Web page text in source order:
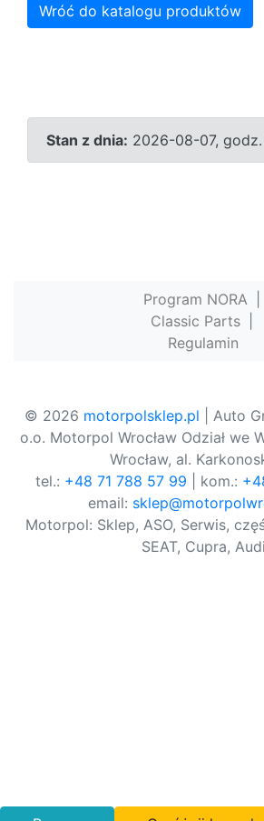
Wróć do katalogu produktów
Stan z dnia: 2026-08-07,
Program NORA
Classic Parts
Regulamin
© 2026 motorpolsklep.pl | Auto
o.o. Motorpol Wrocław Odział we
Wrocław, al.
tel.: +48 71 788 57 99 | kom.:
email:
Motorpol: Sklep, ASO, Serwis,
SEAT, Cupra, Audi